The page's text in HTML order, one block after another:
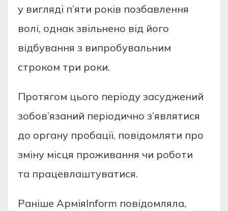
у вигляді п’яти років позбавлення
волі, однак звільнено від його
відбування з випробувальним
строком три роки.
Протягом цього періоду засуджений
зобов’язаний періодично з’являтися
до органу пробації, повідомляти про
зміну місця проживання чи роботи
та працевлаштуватися.
Раніше АрміяInform повідомляла,